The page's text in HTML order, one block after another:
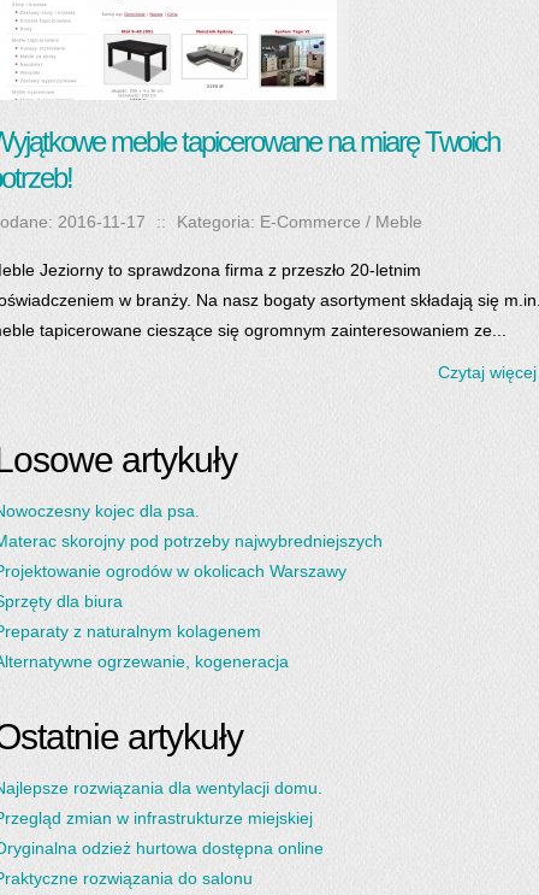
meble tapicerowane na miarę Twoich
2016-11-17 :: Kategoria: E-Commerce / Meble
Jeziorny to sprawdzona firma z przeszło 20-letnim
w branży. Na nasz bogaty asortyment składają się
tapicerowane cieszące się ogromnym zainteresowaniem ze...
Czytaj
artykuły
kojec dla psa.
skorojny pod potrzeby najwybredniejszych
ogrodów w okolicach Warszawy
dla biura
z naturalnym kolagenem
ogrzewanie, kogeneracja
artykuły
rozwiązania dla wentylacji domu.
zmian w infrastrukturze miejskiej
odzież hurtowa dostępna online
rozwiązania do salonu